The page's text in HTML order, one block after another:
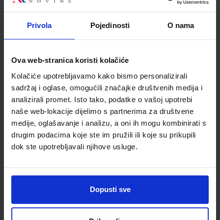
Privola Pojedinosti O nama
Ova web-stranica koristi kolačiće
Kolačiće upotrebljavamo kako bismo personalizirali
sadržaj i oglase, omogućili značajke društvenih medija i
analizirali promet. Isto tako, podatke o vašoj upotrebi
naše web-lokacije dijelimo s partnerima za društvene
medije, oglašavanje i analizu, a oni ih mogu kombinirati s
drugim podacima koje ste im pružili ili koje su prikupili
dok ste upotrebljavali njihove usluge.
Dopusti sve
Školski razred
20 2.RAZRED SŠ
Vrsta školske knjige
RADNA BILJEŽNICA
Vrsta škole
Reg br min
8202-DOM
Newsletter prijava